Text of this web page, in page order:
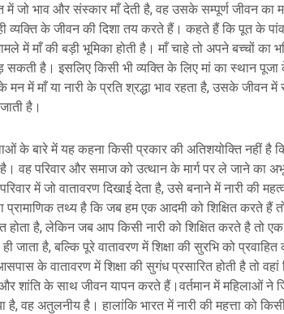
में जो भाव और संस्कार माँ देती है, वह उसके सम्पूर्ण जीवन का
व्यक्ति के जीवन की दिशा तय करते हैं। कहते हैं कि पूत के
में माँ की बड़ी भूमिका होती है। माँ चाहे तो अपने बच्चों का
सकती है। इसलिए किसी भी व्यक्ति के लिए मां का स्थान
मन में माँ या नारी के प्रति श्रद्धा भाव रहता है, उसके जीवन में
है।
के बारे में यह कहना किसी प्रकार की अतिशयोक्ति नहीं है
है। वह परिवार और समाज को उत्थान के मार्ग पर ले जाने का
में जो वातावरण दिखाई देता है, उसे बनाने में नारी की
प्रामाणिक तथ्य है कि जब हम एक आदमी को शिक्षित करते हैं
होता है, लेकिन जब आप किसी नारी को शिक्षित करते है तो एक
ही जाता है, बल्कि पूरे वातावरण में शिक्षा की सुरभि को
के वातावरण में शिक्षा की सुगंध प्रसारित होती है तो
शांति के साथ जीवन यापन करते हैं।वर्तमान में महिलाओं ने
है, वह अतुलनीय है। हालांकि भारत में नारी की महत्ता को